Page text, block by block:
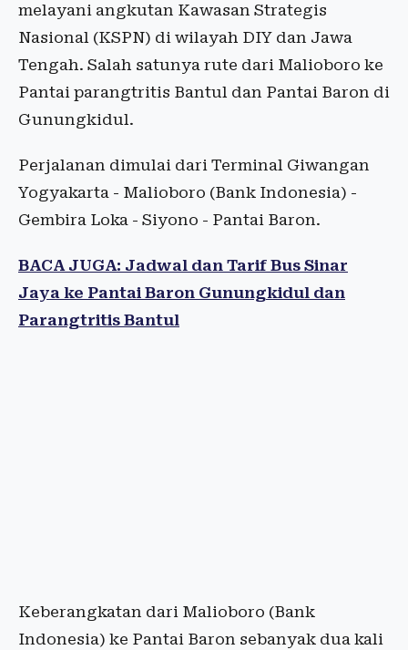
melayani angkutan Kawasan Strategis
Nasional (KSPN) di wilayah DIY dan Jawa
Tengah. Salah satunya rute dari Malioboro ke
Pantai parangtritis Bantul dan Pantai Baron di
Gunungkidul.
Perjalanan dimulai dari Terminal Giwangan
Yogyakarta - Malioboro (Bank Indonesia) -
Gembira Loka - Siyono - Pantai Baron.
BACA JUGA: Jadwal dan Tarif Bus Sinar
Jaya ke Pantai Baron Gunungkidul dan
Parangtritis Bantul
Keberangkatan dari Malioboro (Bank
Indonesia) ke Pantai Baron sebanyak dua kali